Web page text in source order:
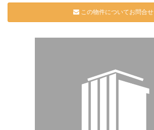
この物件についてお問合せ